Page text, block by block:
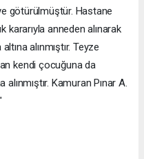
götürülmüştür. Hastane
kararıyla anneden alınarak
alınmıştır. Teyze
kendi çocuğuna da
Kamuran Pınar A.